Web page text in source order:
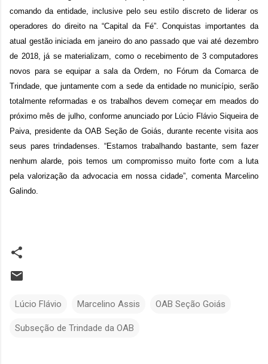
comando da entidade, inclusive pelo seu estilo discreto de liderar os
operadores do direito na “Capital da Fé”. Conquistas importantes da
atual gestão iniciada em janeiro do ano passado que vai até dezembro
de 2018, já se materializam, como o recebimento de 3 computadores
novos para se equipar a sala da Ordem, no Fórum da Comarca de
Trindade, que juntamente com a sede da entidade no município, serão
totalmente reformadas e os trabalhos devem começar em meados do
próximo mês de julho, conforme anunciado por Lúcio Flávio Siqueira de
Paiva, presidente da OAB Seção de Goiás, durante recente visita aos
seus pares trindadenses. “Estamos trabalhando bastante, sem fazer
nenhum alarde, pois temos um compromisso muito forte com a luta
pela valorização da advocacia em nossa cidade”, comenta Marcelino
Galindo.
Lúcio Flávio Marcelino Assis OAB Seção Goiás
Subseção de Trindade da OAB